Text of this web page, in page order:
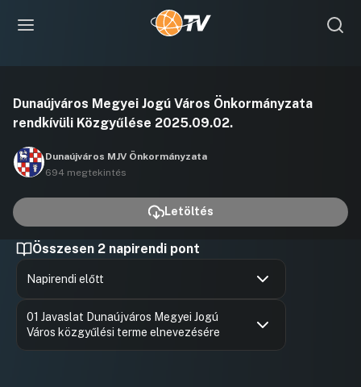
lejátszása
Dunaújváros Megyei Jogú Város Önkormányzata
rendkívüli Közgyűlése 2025.09.02.
Dunaújváros MJV Önkormányzata
694 megtekintés
Letöltés
Összesen 2 napirendi pont
Napirendi előtt
01 Javaslat Dunaújváros Megyei Jogú
Város közgyűlési terme elnevezésére